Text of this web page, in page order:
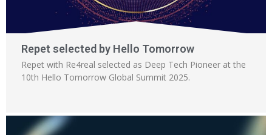
Repet selected by Hello Tomorrow
Repet with Re4real selected as Deep Tech Pioneer at the
10th Hello Tomorrow Global Summit 2025.